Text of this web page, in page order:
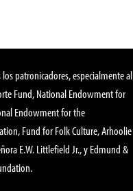
patronicadores, especialmente al
Fund, National Endowment for
Endowment for the
Fund for Folk Culture, Arhoolie
E.W. Littlefield Jr., y Edmund &